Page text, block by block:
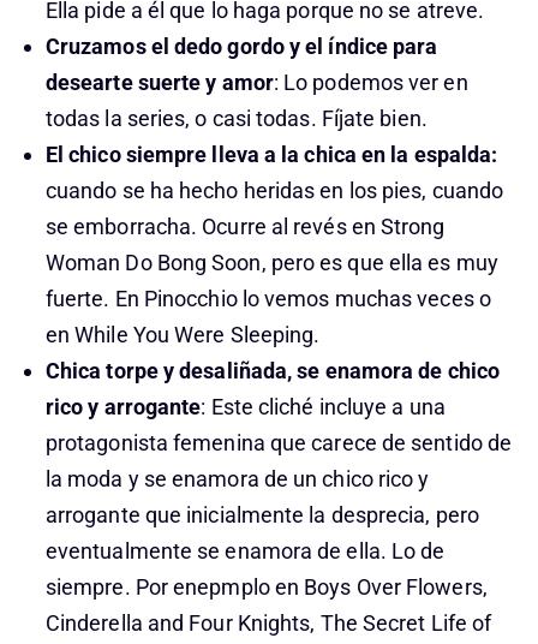
Ella pide a él que lo haga porque no se atreve.
Cruzamos el dedo gordo y el índice para
desearte suerte y amor: Lo podemos ver en
todas la series, o casi todas. Fíjate bien.
El chico siempre lleva a la chica en la espalda:
cuando se ha hecho heridas en los pies, cuando
se emborracha. Ocurre al revés en Strong
Woman Do Bong Soon, pero es que ella es muy
fuerte. En Pinocchio lo vemos muchas veces o
en While You Were Sleeping.
Chica torpe y desaliñada, se enamora de chico
rico y arrogante: Este cliché incluye a una
protagonista femenina que carece de sentido de
la moda y se enamora de un chico rico y
arrogante que inicialmente la desprecia, pero
eventualmente se enamora de ella. Lo de
siempre. Por enepmplo en Boys Over Flowers,
Cinderella and Four Knights, The Secret Life of